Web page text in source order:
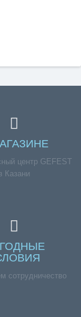
центр GEFEST
Казани
сотрудничество